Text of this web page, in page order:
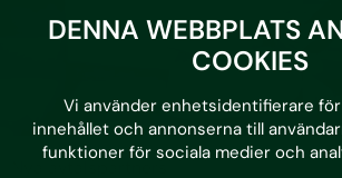
DENNA WEBBPLATS
COOKIES
Vi använder enhetsidentifierare
innehållet och annonserna till
funktioner för sociala medier och
•23.5.2025